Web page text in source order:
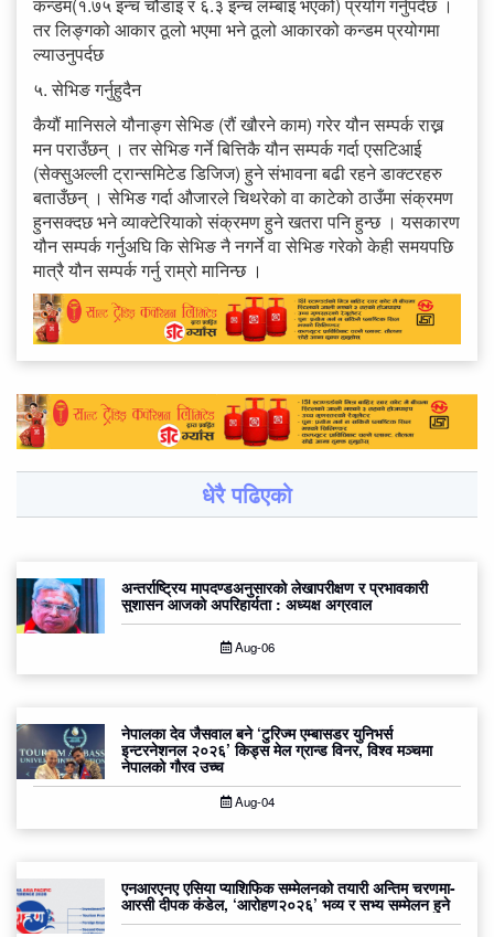
तर लिङ्गको आकार ठूलो भएमा भने ठूलो आकारको कन्डम प्रयोगमा
ल्याउनुपर्दछ
५. सेभिङ गर्नुहुदैन
कैयौं मानिसले यौनाङ्ग सेभिङ (रौं खौरने काम) गरेर यौन सम्पर्क राख्न
मन पराउँछन् । तर सेभिङ गर्ने बित्तिकै यौन सम्पर्क गर्दा एसटिआई
(सेक्सुअल्ली ट्रान्समिटेड डिजिज) हुने संभावना बढी रहने डाक्टरहरु
बताउँछन् । सेभिङ गर्दा औजारले चिथरेको वा काटेको ठाउँमा संक्रमण
हुनसक्दछ भने व्याक्टेरियाको संक्रमण हुने खतरा पनि हुन्छ । यसकारण
यौन सम्पर्क गर्नुअघि कि सेभिङ नै नगर्ने वा सेभिङ गरेको केही समयपछि
मात्रै यौन सम्पर्क गर्नु राम्रो मानिन्छ ।
धेरै पढिएको
अन्तर्राष्ट्रिय मापदण्डअनुसारको लेखापरीक्षण र प्रभावकारी
सुशासन आजको अपरिहार्यता : अध्यक्ष अग्रवाल
Aug-06
नेपालका देव जैसवाल बने ‘टुरिज्म एम्बासडर युनिभर्स
इन्टरनेशनल २०२६’ किड्स मेल ग्रान्ड विनर, विश्व मञ्चमा
नेपालको गौरव उच्च
Aug-04
एनआरएनए एसिया प्याशिफिक सम्मेलनको तयारी अन्तिम चरणमा-
आरसी दीपक कंडेल, ‘आरोहण२०२६’ भव्य र सभ्य सम्मेलन हुने